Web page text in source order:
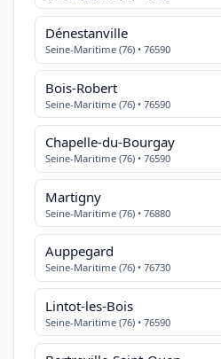
Dénestanville
Seine-Maritime (76) • 76590
Bois-Robert
Seine-Maritime (76) • 76590
Chapelle-du-Bourgay
Seine-Maritime (76) • 76590
Martigny
Seine-Maritime (76) • 76880
Auppegard
Seine-Maritime (76) • 76730
Lintot-les-Bois
Seine-Maritime (76) • 76590